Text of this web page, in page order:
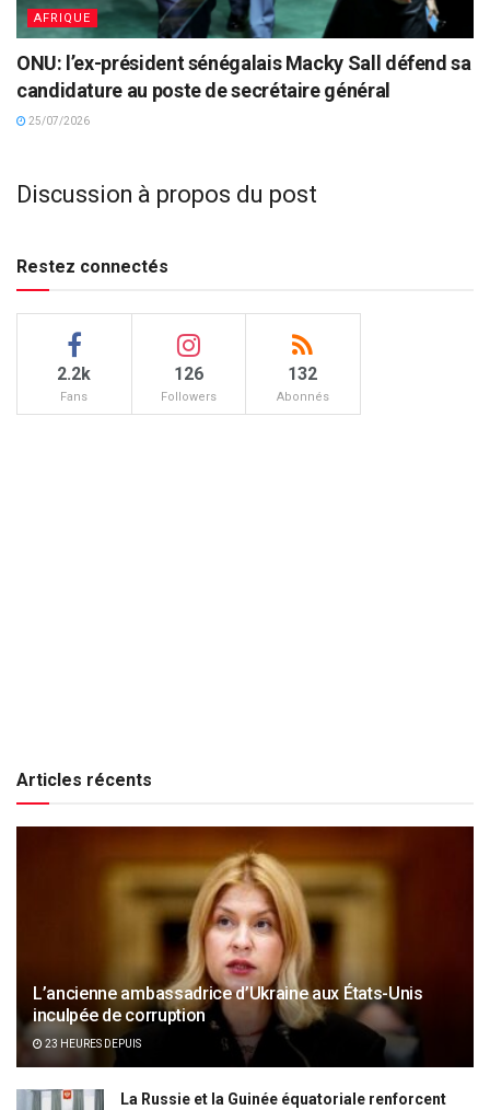
AFRIQUE
ONU: l’ex-président sénégalais Macky Sall défend sa
candidature au poste de secrétaire général
25/07/2026
Discussion à propos du post
Restez connectés
2.2k
Fans
126
Followers
132
Abonnés
Articles récents
L’ancienne ambassadrice d’Ukraine aux États-Unis
inculpée de corruption
23 HEURES DEPUIS
La Russie et la Guinée équatoriale renforcent